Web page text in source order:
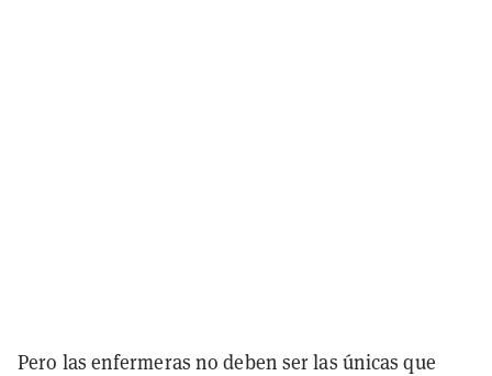
Pero las enfermeras no deben ser las únicas que